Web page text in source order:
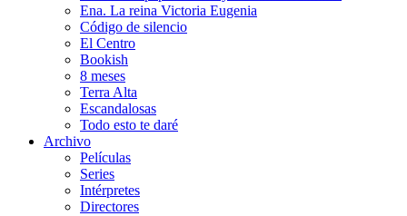
Ena. La reina Victoria Eugenia
Código de silencio
El Centro
Bookish
8 meses
Terra Alta
Escandalosas
Todo esto te daré
Archivo
Películas
Series
Intérpretes
Directores